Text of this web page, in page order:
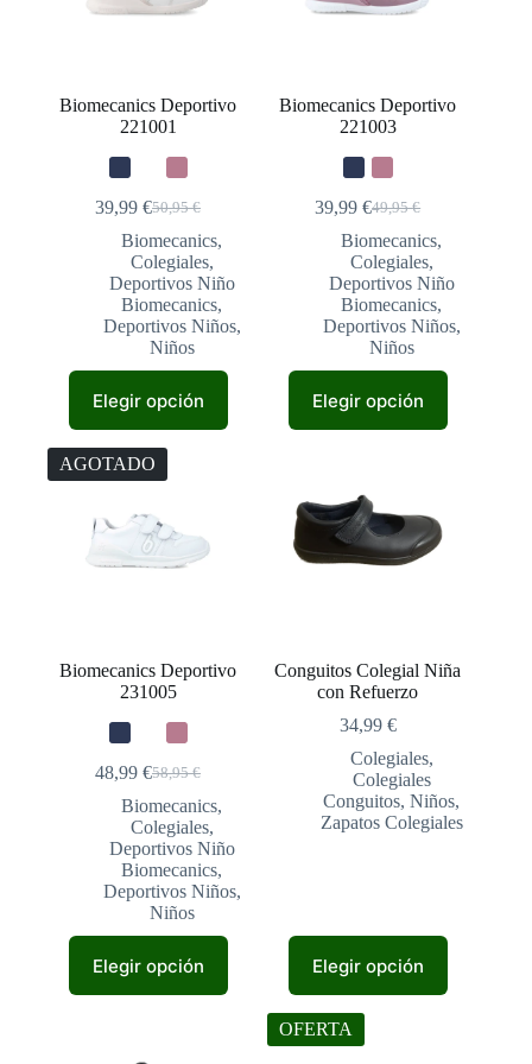
elegir
producto
elegir
producto
Biomecanics Deportivo
221001
50,95€
El
precio
original
era:
50,95 €.
39,99€El
precio
actual
es:
39,99 €.
Biomecanics,
Colegiales,
Deportivos Niño
Biomecanics,
Deportivos Niños,
Niños
Elegir opción
producto
múltiples
variantes.
Las
se
pueden
elegir
producto
Biomecanics Deportivo
221003
49,95€
El
precio
original
era:
49,95 €.
39,99€El
precio
actual
es:
39,99 €.
Biomecanics,
Colegiales,
Deportivos Niño
Biomecanics,
Deportivos Niños,
Niños
Elegir opción
producto
opciones
se
pueden
elegir
producto
AGOTADO
Biomecanics Deportivo
231005
58,95€
El
precio
original
era:
58,95 €.
48,99€El
precio
actual
es:
48,99 €.
Biomecanics,
Colegiales,
Deportivos Niño
Biomecanics,
Deportivos Niños,
Niños
Elegir opción
producto
Conguitos Colegial Niña
con Refuerzo
34,99 €
Colegiales,
Colegiales
Conguitos,Niños,
Zapatos Colegiales
Elegir opción
producto
OFERTA